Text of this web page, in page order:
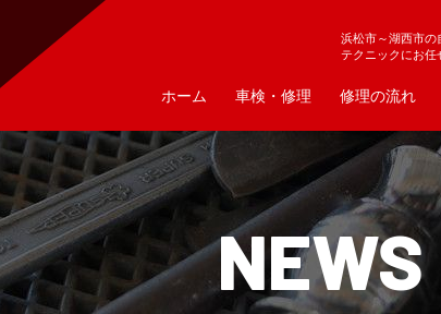
浜松市～湖西市の
テクニックにお任
ホーム 車検・修理 修理の流れ
NEWS